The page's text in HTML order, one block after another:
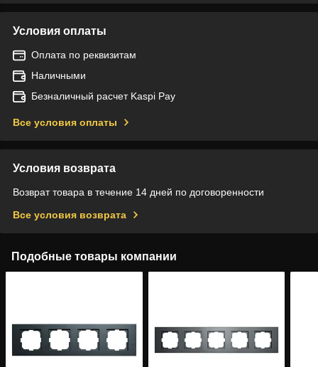
Условия оплаты
Оплата по реквизитам
Наличными
Безналичный расчет Kaspi Pay
Все условия оплаты
Условия возврата
Возврат товара в течение 14 дней по договоренности
Все условия возврата
Подобные товары компании